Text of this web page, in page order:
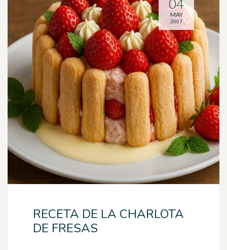
RECETA DE LA CHARLOTA
DE FRESAS
04
MAY
2007